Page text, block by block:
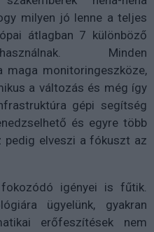
milyen jó lenne a teljes
átlagban 7 különböző
Minden
maga monitoringeszköze,
a változás és még így
gépi segítség
és egyre több
pedig elveszi a fókuszt az
igényei is fűtik.
ügyelünk, gyakran
erőfeszítések nem